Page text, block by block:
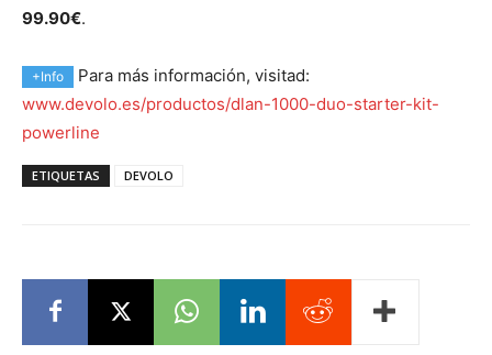
99.90€.
+Info
Para más información, visitad:
www.devolo.es/productos/dlan-1000-duo-starter-kit-
powerline
ETIQUETAS DEVOLO